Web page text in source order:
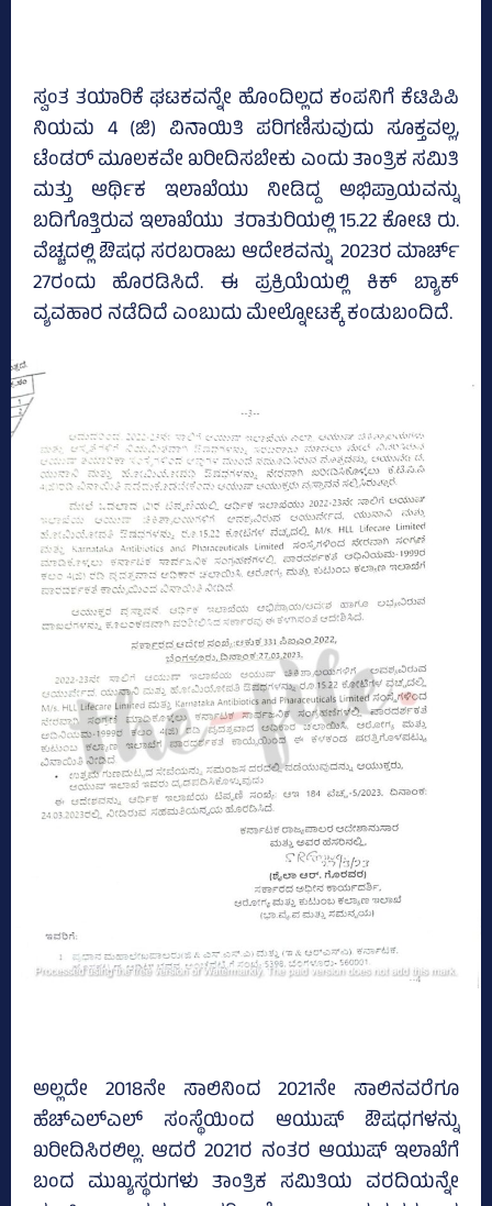
ಸ್ವಂತ ತಯಾರಿಕೆ ಘಟಕವನ್ನೇ ಹೊಂದಿಲ್ಲದ ಕಂಪನಿಗೆ ಕೆಟಿಪಿಪಿ
ನಿಯಮ 4 (ಜಿ) ವಿನಾಯಿತಿ ಪರಿಗಣಿಸುವುದು ಸೂಕ್ತವಲ್ಲ,
ಟೆಂಡರ್‌ ಮೂಲಕವೇ ಖರೀದಿಸಬೇಕು ಎಂದು ತಾಂತ್ರಿಕ ಸಮಿತಿ
ಮತ್ತು ಆರ್ಥಿಕ ಇಲಾಖೆಯು ನೀಡಿದ್ದ ಅಭಿಪ್ರಾಯವನ್ನು
ಬದಿಗೊತ್ತಿರುವ ಇಲಾಖೆಯು ತರಾತುರಿಯಲ್ಲಿ 15.22 ಕೋಟಿ ರು.
ವೆಚ್ಚದಲ್ಲಿ ಔಷಧ ಸರಬರಾಜು ಆದೇಶವನ್ನು 2023ರ ಮಾರ್ಚ್‌
27ರಂದು ಹೊರಡಿಸಿದೆ. ಈ ಪ್ರಕ್ರಿಯೆಯಲ್ಲಿ ಕಿಕ್‌ ಬ್ಯಾಕ್‌
ವ್ಯವಹಾರ ನಡೆದಿದೆ ಎಂಬುದು ಮೇಲ್ನೋಟಕ್ಕೆ ಕಂಡುಬಂದಿದೆ.
ಅಲ್ಲದೇ 2018ನೇ ಸಾಲಿನಿಂದ 2021ನೇ ಸಾಲಿನವರೆಗೂ
ಹೆಚ್‌ಎಲ್‌ಎಲ್‌ ಸಂಸ್ಥೆಯಿಂದ ಆಯುಷ್‌ ಔಷಧಗಳನ್ನು
ಖರೀದಿಸಿರಲಿಲ್ಲ. ಆದರೆ 2021ರ ನಂತರ ಆಯುಷ್‌ ಇಲಾಖೆಗೆ
ಬಂದ ಮುಖ್ಯಸ್ಥರುಗಳು ತಾಂತ್ರಿಕ ಸಮಿತಿಯ ವರದಿಯನ್ನೇ